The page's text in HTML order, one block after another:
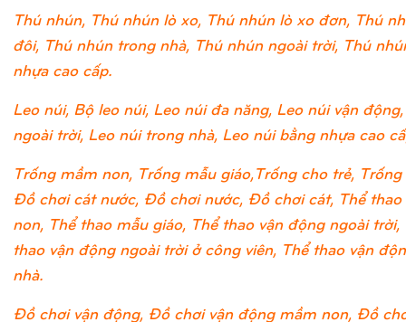
Thú nhún, Thú nhún lò xo, Thú nhún lò xo đơn, Thú
đôi, Thú nhún trong nhà, Thú nhún ngoài trời, Thú
nhựa cao cấp.
Leo núi, Bộ leo núi, Leo núi đa năng, Leo núi vận
ngoài trời, Leo núi trong nhà, Leo núi bằng nhựa cao
Trống mầm non, Trống mẫu giáo,Trống cho trẻ, Trống
Đồ chơi cát nước, Đồ chơi nước, Đồ chơi cát, Thể
non, Thể thao mẫu giáo, Thể thao vận động ngoài trời,
thao vận động ngoài trời ở công viên, Thể thao vận
nhà.
Đồ chơi vận động, Đồ chơi vận động mầm non, Đồ